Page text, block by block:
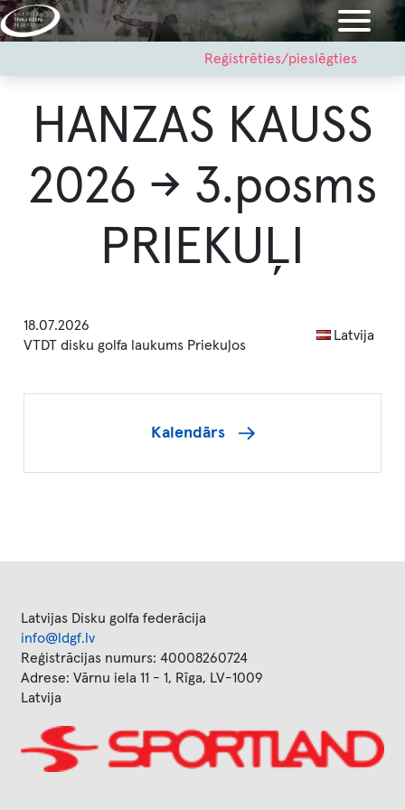
Pārlekt
uz
menu
Reģistrēties/pieslēgties
HANZAS KAUSS
2026 → 3.posms
PRIEKUĻI
18.07.2026
Latvija
VTDT disku golfa laukums Priekuļos
Kalendārs
Latvijas Disku golfa federācija
info@ldgf.lv
Reģistrācijas numurs: 40008260724
Adrese: Vārnu iela 11 - 1, Rīga, LV-1009
Latvija
Image